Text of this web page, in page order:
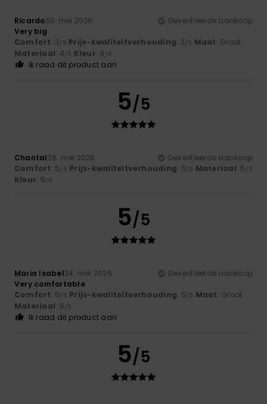
Ricardo30. mei 2026
Geverifieerde aankoop
Very big
Comfort: 3/5 Prijs-kwaliteitverhouding: 3/5 Maat: Groot
Materiaal: 4/5 Kleur: 4 /5
Ik raad dit product aan
5/5
Chantal29. mei 2026
Geverifieerde aankoop
Comfort: 5/5 Prijs-kwaliteitverhouding: 5/5 Materiaal: 5 /5
Kleur: 5/5
5/5
Maria Isabel24. mei 2026
Geverifieerde aankoop
Very comfortable
Comfort: 5/5 Prijs-kwaliteitverhouding: 5/5 Maat: Groot
Materiaal: 5/5
Ik raad dit product aan
5/5